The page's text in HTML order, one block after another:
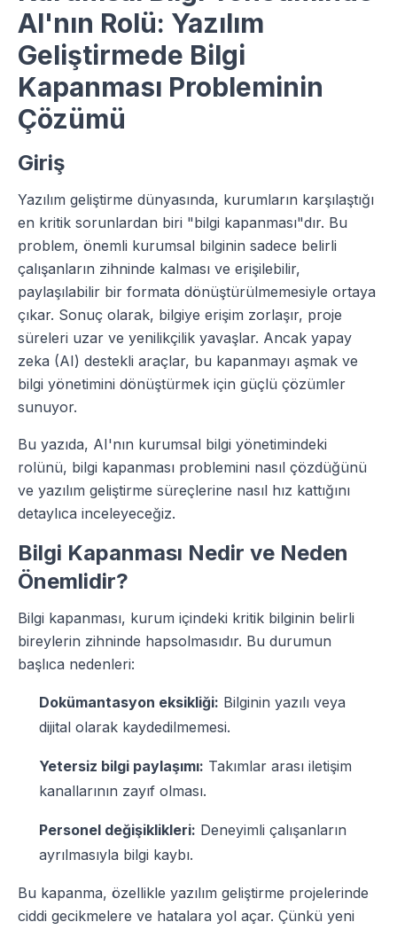
AI'nın Rolü: Yazılım
Geliştirmede Bilgi
Kapanması Probleminin
Çözümü
Giriş
Yazılım geliştirme dünyasında, kurumların karşılaştığı
en kritik sorunlardan biri "bilgi kapanması"dır. Bu
problem, önemli kurumsal bilginin sadece belirli
çalışanların zihninde kalması ve erişilebilir,
paylaşılabilir bir formata dönüştürülmemesiyle ortaya
çıkar. Sonuç olarak, bilgiye erişim zorlaşır, proje
süreleri uzar ve yenilikçilik yavaşlar. Ancak yapay
zeka (AI) destekli araçlar, bu kapanmayı aşmak ve
bilgi yönetimini dönüştürmek için güçlü çözümler
sunuyor.
Bu yazıda, AI'nın kurumsal bilgi yönetimindeki
rolünü, bilgi kapanması problemini nasıl çözdüğünü
ve yazılım geliştirme süreçlerine nasıl hız kattığını
detaylıca inceleyeceğiz.
Bilgi Kapanması Nedir ve Neden
Önemlidir?
Bilgi kapanması, kurum içindeki kritik bilginin belirli
bireylerin zihninde hapsolmasıdır. Bu durumun
başlıca nedenleri:
Dokümantasyon eksikliği: Bilginin yazılı veya
dijital olarak kaydedilmemesi.
Yetersiz bilgi paylaşımı: Takımlar arası iletişim
kanallarının zayıf olması.
Personel değişiklikleri: Deneyimli çalışanların
ayrılmasıyla bilgi kaybı.
Bu kapanma, özellikle yazılım geliştirme projelerinde
ciddi gecikmelere ve hatalara yol açar. Çünkü yeni